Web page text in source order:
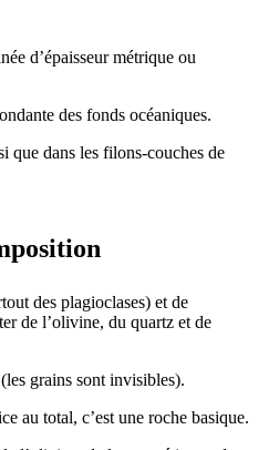
d’épaisseur métrique ou
des fonds océaniques.
que dans les filons-couches de
des plagioclases) et de
de l’olivine, du quartz et de
grains sont invisibles).
au total, c’est une roche basique.